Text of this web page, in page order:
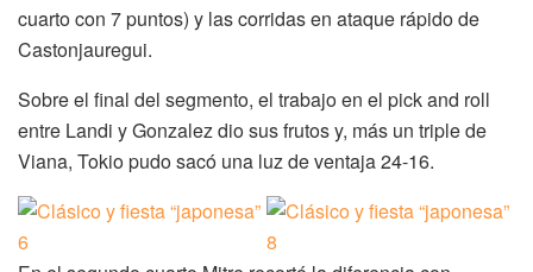
cuarto con 7 puntos) y las corridas en ataque rápido de
Castonjauregui.
Sobre el final del segmento, el trabajo en el pick and roll
entre Landi y Gonzalez dio sus frutos y, más un triple de
Viana, Tokio pudo sacó una luz de ventaja 24-16.